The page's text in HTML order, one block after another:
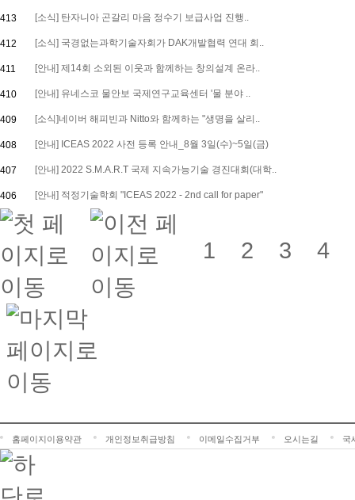
413 [소식] 탄자니아 곤갈리 마음 정수기 보급사업 진행..
412 [소식] 국경없는과학기술자회가 DAK개발협력 연대 회..
411 [안내] 제14회 소외된 이웃과 함께하는 창의설계 온라..
410 [안내] 유네스코 물안보 국제연구교육센터 '물 분야 ..
409 [소식]네이버 해피빈과 Nitto와 함께하는 "생명을 살리..
408 [안내] ICEAS 2022 사전 등록 안내_8월 3일(수)~5일(금)
407 [안내] 2022 S.M.A.R.T 국제 지속가능기술 경진대회(대학..
406 [안내] 적정기술학회 "ICEAS 2022 - 2nd call for paper"
1 2 3 4
홈페이지이용약관 개인정보취급방침 이메일수집거부 오시는길 국